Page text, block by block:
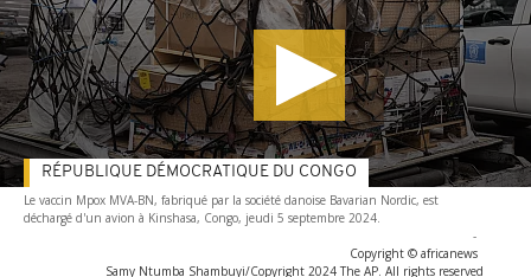
Le vaccin Mpox MVA-BN, fabriqué par la société danoise Bavarian Nordic, est
déchargé d'un avion à Kinshasa, Congo, jeudi 5 septembre 2024.
-
Copyright © africanews
Samy Ntumba Shambuyi/Copyright 2024 The AP. All rights reserved
RÉPUBLIQUE DÉMOCRATIQUE DU CONGO